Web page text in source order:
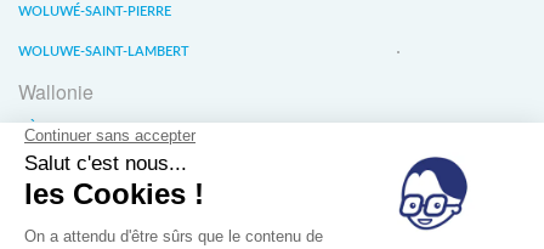
WOLUWÉ-SAINT-PIERRE
WOLUWE-SAINT-LAMBERT
Wallonie
LIÈGE
WATERLOO
WAVRE